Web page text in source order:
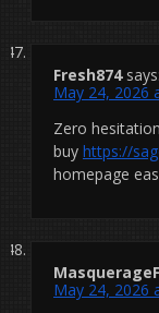
Fresh874 says:
May 24, 2026
Zero
buy https://
homepage
May 24, 2026